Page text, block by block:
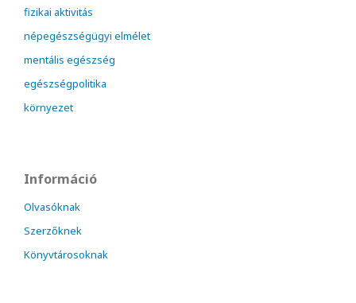
fizikai aktivitás
népegészségügyi elmélet
mentális egészség
egészségpolitika
környezet
Információ
Olvasóknak
Szerzőknek
Könyvtárosoknak